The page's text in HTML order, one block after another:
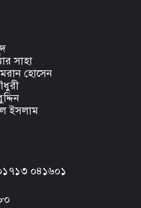
সাহা
হোসেন
ইসলাম
০৪১৬০১